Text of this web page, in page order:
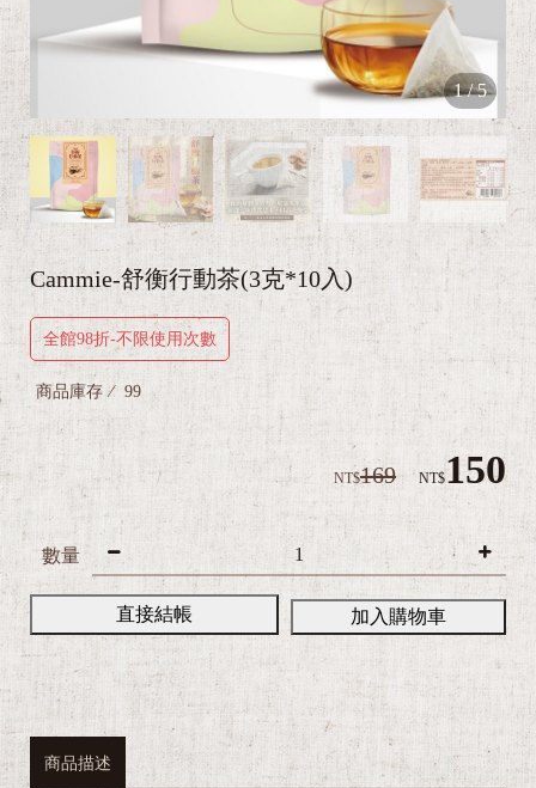
1/5
Cammie-舒衡行動茶(3克*10入)
全館98折-不限使用次數
商品庫存 99
NT$169 NT$150
數量
直接結帳 加入購物車
商品描述